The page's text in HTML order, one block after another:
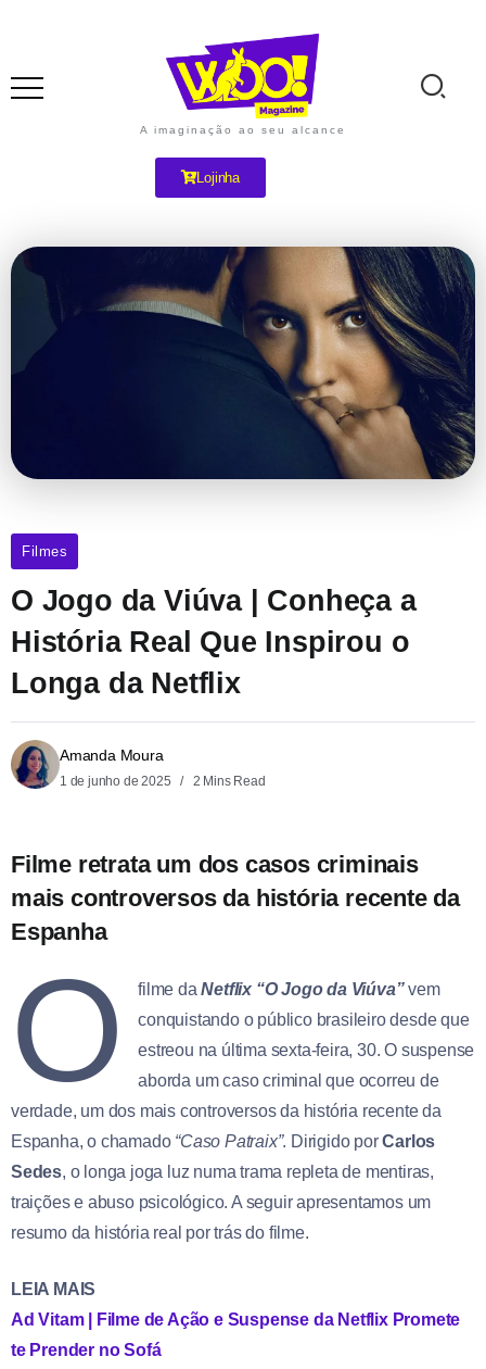
A imaginação ao seu alcance
Lojinha
Filmes
O Jogo da Viúva | Conheça a
História Real Que Inspirou o
Longa da Netflix
Amanda Moura
1 de junho de 2025 2 Mins Read
Filme retrata um dos casos criminais
mais controversos da história recente da
Espanha
O filme daNetflix “O Jogo da Viúva”vem
conquistando o público brasileiro desde que
estreou na última sexta-feira, 30. O suspense
aborda um caso criminal que ocorreu de
verdade, um dos mais controversos da história recente da
Espanha, o chamado “Caso Patraix”. Dirigido porCarlos
Sedes, o longa joga luz numa trama repleta de mentiras,
traições e abuso psicológico. A seguir apresentamos um
resumo da história real por trás do filme.
LEIA MAIS
Ad Vitam | Filme de Ação e Suspense da Netflix Promete
te Prender no Sofá